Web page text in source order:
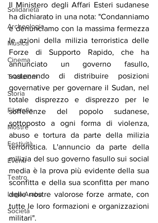
Solidarietà
Archeologia
Musica
Cinema
Tradizioni
Storia
Filosofia
Mostre
Festività
Eventi
Teatro
Lega Araba
Società
Il Ministero degli Affari Esteri sudanese
ha dichiarato in una nota: "Condanniamo
e denunciamo con la massima fermezza
le azioni della milizia terroristica delle
Forze di Supporto Rapido, che ha
annunciato un governo fasullo,
sostenendo di distribuire posizioni
governative per governare il Sudan, nel
totale disprezzo e disprezzo per le
sofferenze del popolo sudanese,
sottoposto a ogni forma di violenza,
abuso e tortura da parte della milizia
terroristica. L'annuncio da parte della
milizia del suo governo fasullo sui social
media è la prova più evidente della sua
sconfitta e della sua sconfitta per mano
delle nostre valorose forze armate, con
tutte le loro formazioni e organizzazioni
militari".